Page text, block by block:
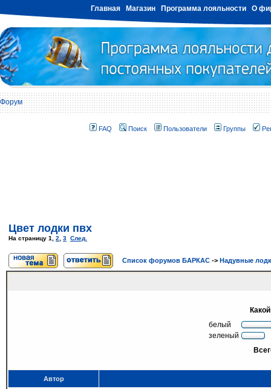
Главная Магазин Программа лояльности О
Форум
FAQ Поиск Пользователи Группы
Цвет лодки пвх
На страницу 1 2 3 След.
Список форумов БАРКАС -> Надувные
белый
зеленый
Автор